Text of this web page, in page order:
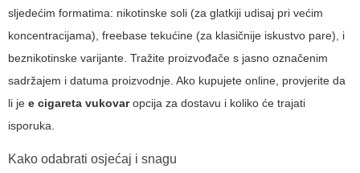
sljedećim formatima: nikotinske soli (za glatkiji udisaj pri većim
koncentracijama), freebase tekućine (za klasičnije iskustvo pare), i
beznikotinske varijante. Tražite proizvođače s jasno označenim
sadržajem i datuma proizvodnje. Ako kupujete online, provjerite da
li je e cigareta vukovaropcija za dostavu i koliko će trajati
isporuka.
Kako odabrati osjećaj i snagu